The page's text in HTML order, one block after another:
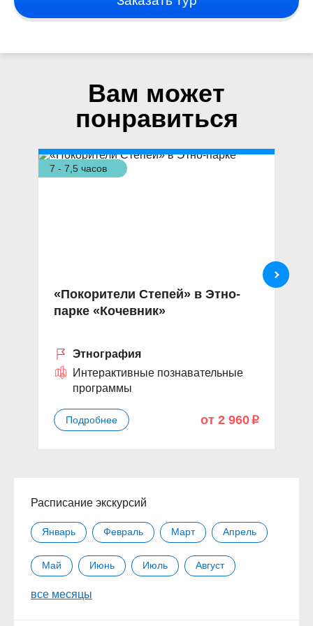
Вам может
понравиться
7 - 7,5 часов
«Покорители Степей» в Этно-
парке «Кочевник»
Этнография
Интерактивные познавательные
программы
Подробнее от 2 960 p
Расписание экскурсий
Январь Февраль Март Апрель
Май Июнь Июль Август
Сентябрь
все месяцы